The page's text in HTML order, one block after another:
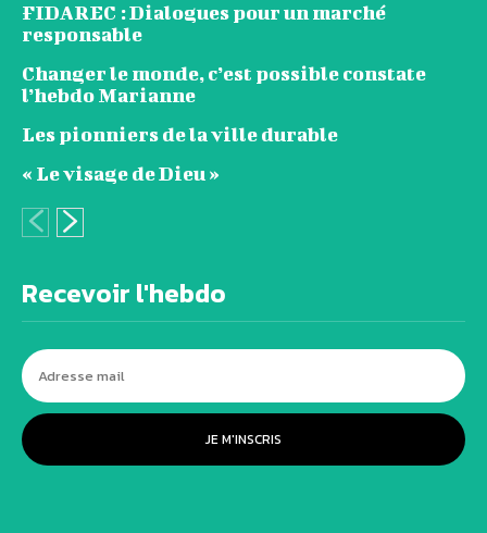
FIDAREC : Dialogues pour un marché
responsable
Changer le monde, c’est possible constate
l’hebdo Marianne
Les pionniers de la ville durable
« Le visage de Dieu »
Recevoir l'hebdo
JE M'INSCRIS